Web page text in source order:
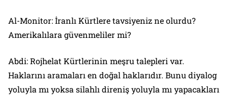
Al-Monitor: İranlı Kürtlere tavsiyeniz ne olurdu?
Amerikalılara güvenmeliler mi?
Abdi: Rojhelat Kürtlerinin meşru talepleri var.
Haklarını aramaları en doğal haklarıdır. Bunu diyalog
yoluyla mı yoksa silahlı direniş yoluyla mı yapacakları